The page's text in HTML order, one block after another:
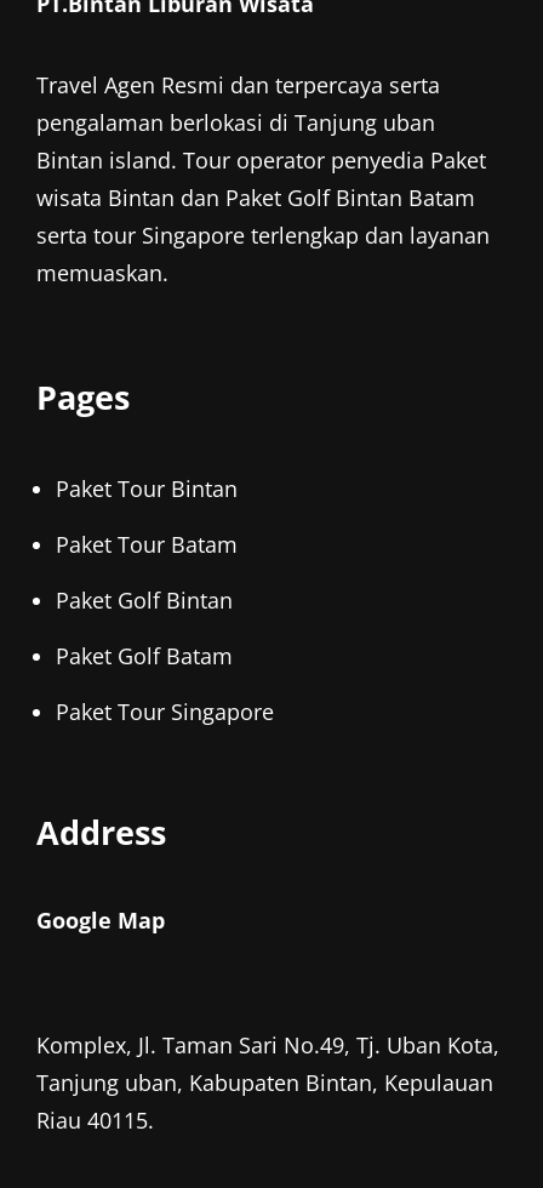
Travel Agen Resmi dan terpercaya serta
pengalaman berlokasi di Tanjung uban
Bintan island. Tour operator penyedia Paket
wisata Bintan dan Paket Golf Bintan Batam
serta tour Singapore terlengkap dan layanan
memuaskan.
Pages
Paket Tour Bintan
Paket Tour Batam
Paket Golf Bintan
Paket Golf Batam
Paket Tour Singapore
Address
Google Map
Komplex, Jl. Taman Sari No.49, Tj. Uban Kota,
Tanjung uban, Kabupaten Bintan, Kepulauan
Riau 40115.